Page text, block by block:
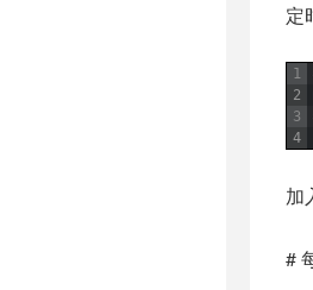
定
1
2
3
4
加
#